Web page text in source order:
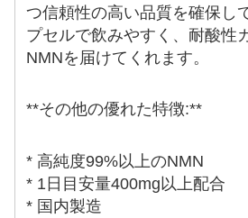
つ信頼性の高い品質を確保し
プセルで飲みやすく、耐酸性
NMNを届けてくれます。
**その他の優れた特徴:**
* 高純度99%以上のNMN
* 1日目安量400mg以上配合
* 国内製造